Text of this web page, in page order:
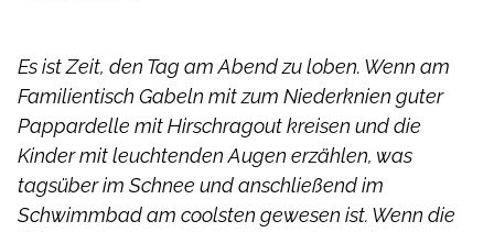
Es ist Zeit, den Tag am Abend zu loben. Wenn am
Familientisch Gabeln mit zum Niederknien guter
Pappardelle mit Hirschragout kreisen und die
Kinder mit leuchtenden Augen erzählen, was
tagsüber im Schnee und anschließend im
Schwimmbad am coolsten gewesen ist. Wenn die